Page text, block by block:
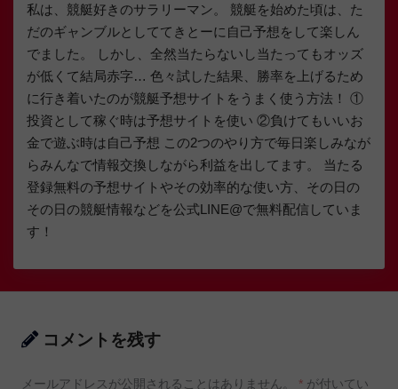
私は、競艇好きのサラリーマン。 競艇を始めた頃は、た
だのギャンブルとしててきとーに自己予想をして楽しん
でました。 しかし、全然当たらないし当たってもオッズ
が低くて結局赤字… 色々試した結果、勝率を上げるため
に行き着いたのが競艇予想サイトをうまく使う方法！ ①
投資として稼ぐ時は予想サイトを使い ②負けてもいいお
金で遊ぶ時は自己予想 この2つのやり方で毎日楽しみなが
らみんなで情報交換しながら利益を出してます。 当たる
登録無料の予想サイトやその効率的な使い方、その日の
その日の競艇情報などを公式LINE@で無料配信していま
す！
コメントを残す
メールアドレスが公開されることはありません。 * が付いてい